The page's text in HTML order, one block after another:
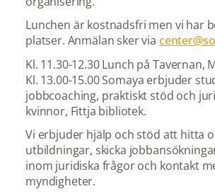
Lunchen är kostnadsfri men vi har
platser. Anmälan sker via
Kl. 11.30-12.30 Lunch på Tavernan,
Kl. 13.00-15.00 Somaya erbjuder
jobbcoaching, praktiskt stöd och
kvinnor, Fittja bibliotek.
Vi erbjuder hjälp och stöd att hitta
utbildningar, skicka
inom juridiska frågor och kontakt
myndigheter.